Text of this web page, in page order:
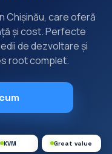
Chișinău, care oferă
și cost. Perfecte
de dezvoltare și
root complet.
KVM Great value